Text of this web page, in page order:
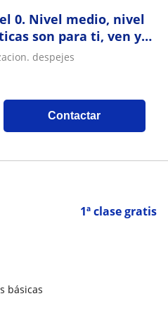
0. Nivel medio, nivel
son para ti, ven y
despejes
Contactar
1ª clase gratis
básicas